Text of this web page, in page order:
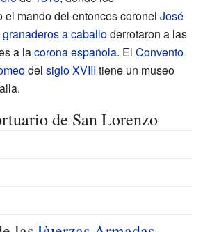
el mando del entonces coronel José
granaderos a caballoderrotaron a las
a lacorona española. El Convento
del siglo XVIII tiene un museo
de San Lorenzo